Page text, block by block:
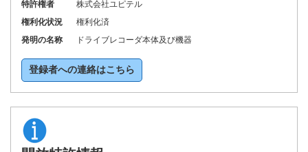
特許権者
株式会社ユピテル
権利化状況
権利化済
発明の名称
ドライブレコーダ本体及び機器
登録者への連絡はこちら